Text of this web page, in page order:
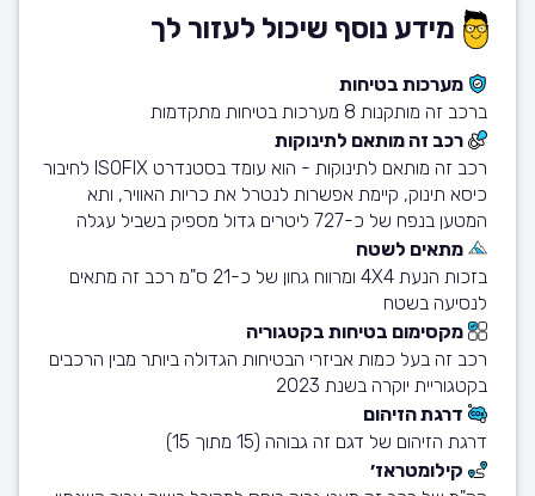
מידע נוסף שיכול לעזור לך
מערכות בטיחות
ברכב זה מותקנות 8 מערכות בטיחות מתקדמות
רכב זה מותאם לתינוקות
רכב זה מותאם לתינוקות - הוא עומד בסטנדרט ISOFIX לחיבור
כיסא תינוק, קיימת אפשרות לנטרל את כריות האוויר, ותא
המטען בנפח של כ-727 ליטרים גדול מספיק בשביל עגלה
מתאים לשטח
בזכות הנעת 4X4 ומרווח גחון של כ-21 ס"מ רכב זה מתאים
לנסיעה בשטח
מקסימום בטיחות בקטגוריה
רכב זה בעל כמות אביזרי הבטיחות הגדולה ביותר מבין הרכבים
בקטגוריית יוקרה בשנת 2023
דרגת הזיהום
דרגת הזיהום של דגם זה גבוהה (15 מתוך 15)
קילומטראז׳